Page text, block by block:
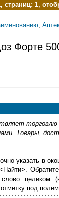
страниц: 1,
Форте
торговлю
Товары,
указать в
слово целиком
под